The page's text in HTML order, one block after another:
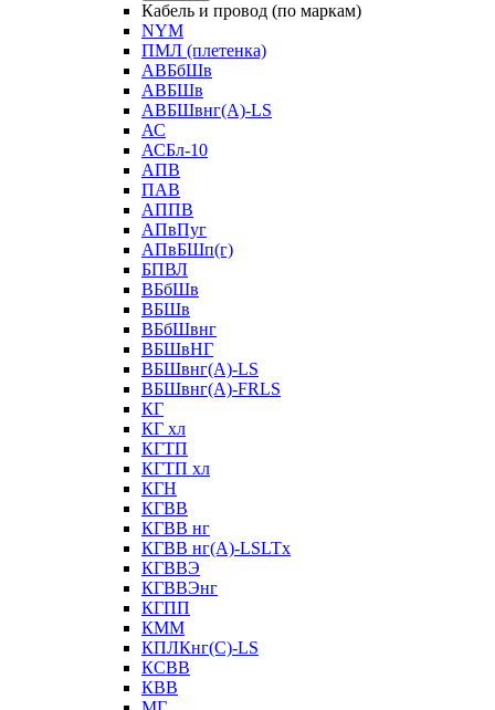
Кабель и провод (по маркам)
NYM
ПМЛ (плетенка)
АВБбШв
АВБШв
АВБШвнг(А)-LS
АС
АСБл-10
АПВ
ПАВ
АППВ
АПвПуг
АПвБШп(г)
БПВЛ
ВБбШв
ВБШв
ВБбШвнг
ВБШвНГ
ВБШвнг(А)-LS
ВБШвнг(А)-FRLS
КГ
КГ хл
КГТП
КГТП хл
КГН
КГВВ
КГВВ нг
КГВВ нг(А)-LSLTx
КГВВЭ
КГВВЭнг
КГПП
КММ
КПЛКнг(C)-LS
КСВВ
КВВ